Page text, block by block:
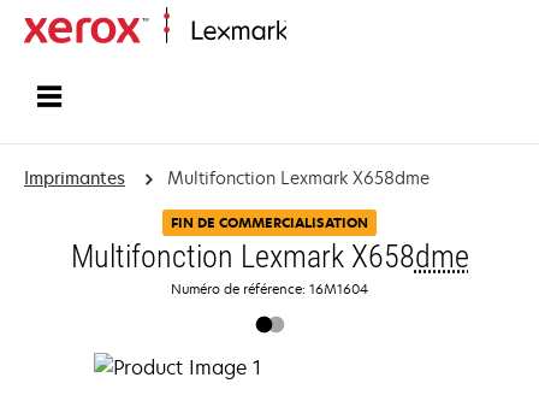
Imprimantes Multifonction Lexmark X658dme
FIN DE COMMERCIALISATION
Multifonction Lexmark X658dme
Numéro de référence: 16M1604